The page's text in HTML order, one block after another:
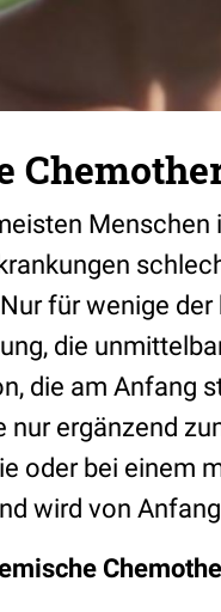
für wenige
die
die am Anfang
nur ergänzend
oder bei einem
wird von